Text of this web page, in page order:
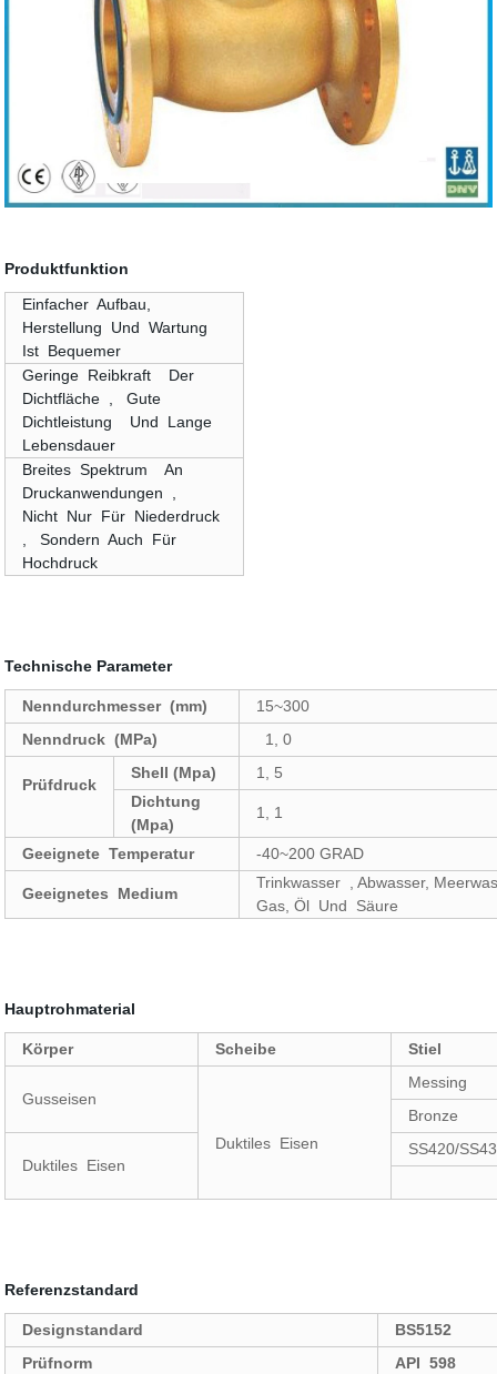
Produktfunktion
Einfacher Aufbau,
Herstellung Und Wartung
Ist Bequemer
Geringe Reibkraft Der
Dichtfläche , Gute
Dichtleistung Und Lange
Lebensdauer
Breites Spektrum An
Druckanwendungen ,
Nicht Nur Für Niederdruck
, Sondern Auch Für
Hochdruck
Technische Parameter
Nenndurchmesser (mm)
15~300
Nenndruck (MPa)
1, 0
Prüfdruck
Shell (Mpa)
1, 5
Dichtung
(Mpa)
1, 1
Geeignete Temperatur -40~200 GRAD
Geeignetes Medium
Trinkwasser , Abwasser,
Gas, Öl Und Säure
Hauptrohmaterial
Körper Scheibe Stiel
Gusseisen
Duktiles Eisen
Messing
Bronze
Duktiles Eisen
SS420/
Referenzstandard
Designstandard
BS5152
Prüfnorm
API 598